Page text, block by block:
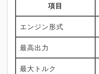
項目
エンジン形式
最高出力
最大トルク